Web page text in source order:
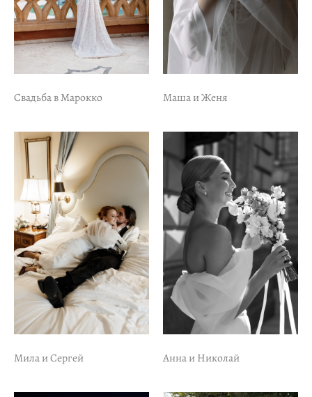
Свадьба в Марокко Маша и Женя
Мила и Сергей Анна и Николай